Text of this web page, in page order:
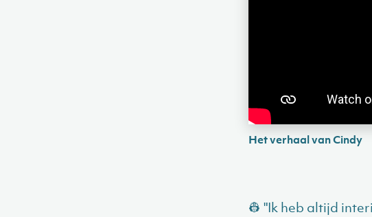
Het verhaal van Cindy
👷 "Ik heb altijd